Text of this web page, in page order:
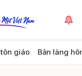
giáo Bản làng